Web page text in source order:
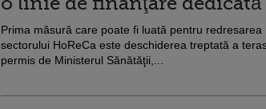
Prima măsură care poate fi luată pentru redresarea
sectorului HoReCa este deschiderea treptată a
permis de Ministerul Sănătăţii,...